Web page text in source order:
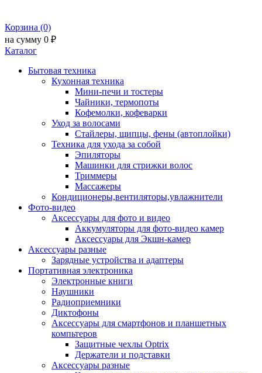
Корзина (0)
на сумму 0 ₽
Каталог
Бытовая техника
Кухонная техника
Мини-печи и тостеры
Чайники, термопоты
Кофемолки, кофеварки
Уход за волосами
Стайлеры, щипцы, фены (автоплойки)
Техника для ухода за собой
Эпиляторы
Машинки для стрижки волос
Триммеры
Массажеры
Кондиционеры,вентиляторы,увлажнители
Фото-видео
Аксессуары для фото и видео
Аккумуляторы для фото-видео камер
Аксессуары для Экшн-камер
Аксессуары разные
Зарядные устройства и адаптеры
Портативная электроника
Электронные книги
Наушники
Радиоприемники
Диктофоны
Аксессуары для смартфонов и планшетных
компьтеров
Защитные чехлы Optrix
Держатели и подставки
Аксессуары разные